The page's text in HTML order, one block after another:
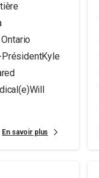
En savoir plus